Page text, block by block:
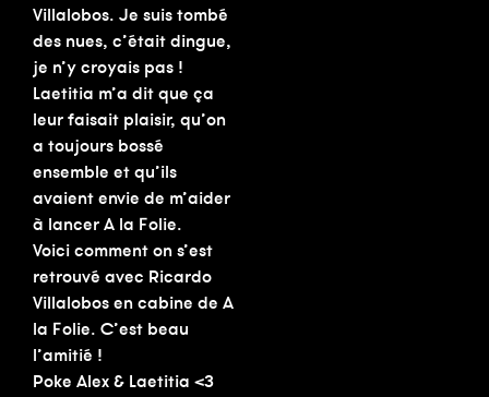
Villalobos. Je suis tombé
des nues, c’était dingue,
je n’y croyais pas !
Laetitia m’a dit que ça
leur faisait plaisir, qu’on
a toujours bossé
ensemble et qu’ils
avaient envie de m’aider
à lancer A la Folie.
Voici comment on s’est
retrouvé avec Ricardo
Villalobos en cabine de A
la Folie. C’est beau
l’amitié !
Poke Alex & Laetitia <3